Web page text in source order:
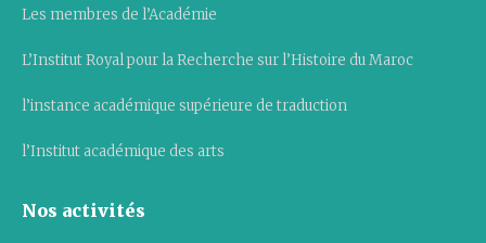
Les membres de l’Académie
L’Institut Royal pour la Recherche sur l’Histoire du Maroc
l’instance académique supérieure de traduction
l’Institut académique des arts
Nos activités